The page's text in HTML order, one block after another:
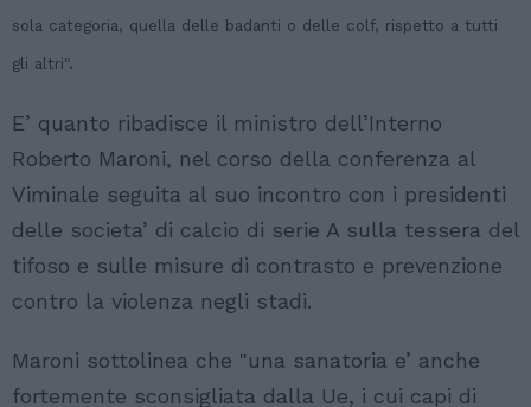
sola categoria, quella delle badanti o delle colf, rispetto a tutti
gli altri".
E’ quanto ribadisce il ministro dell’Interno
Roberto Maroni, nel corso della conferenza al
Viminale seguita al suo incontro con i presidenti
delle societa’ di calcio di serie A sulla tessera del
tifoso e sulle misure di contrasto e prevenzione
contro la violenza negli stadi.
Maroni sottolinea che "una sanatoria e’ anche
fortemente sconsigliata dalla Ue, i cui capi di